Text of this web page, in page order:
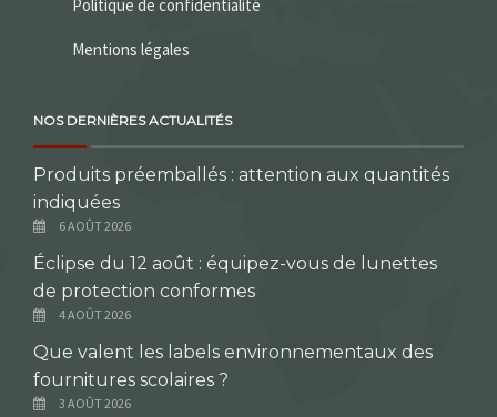
Politique de confidentialité
Mentions légales
NOS DERNIÈRES ACTUALITÉS
Produits préemballés : attention aux quantités
indiquées
6 AOÛT 2026
Éclipse du 12 août : équipez-vous de lunettes
de protection conformes
4 AOÛT 2026
Que valent les labels environnementaux des
fournitures scolaires ?
3 AOÛT 2026